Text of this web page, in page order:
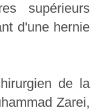
supérieurs
d'une hernie
de la
Zarei,